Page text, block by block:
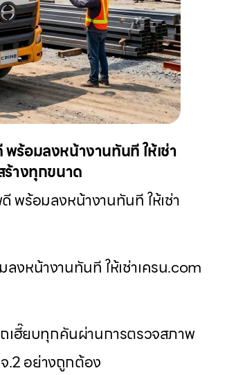
ร้อมลงหน้างานทันที ให้เช่า
ร้างทุกขนาด
พร้อมลงหน้างานทันที ให้เช่า
งหน้างานทันที ให้เช่าเครน.com
เฮี๊ยบทุกคันผ่านการตรวจสภาพ
.2 อย่างถูกต้อง